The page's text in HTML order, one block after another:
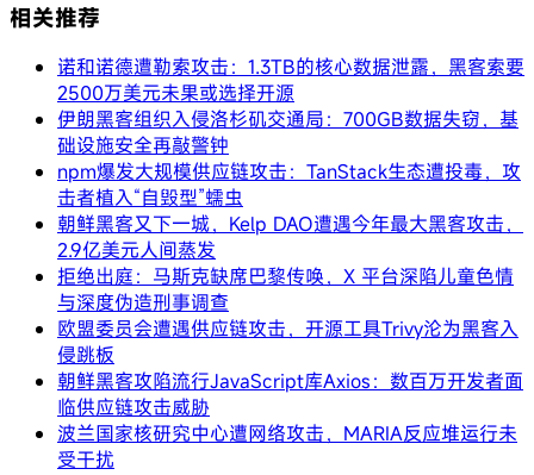
相关推荐
诺和诺德遭勒索攻击：1.3TB的核心数据泄露，黑客索要
2500万美元未果或选择开源
伊朗黑客组织入侵洛杉矶交通局：700GB数据失窃，基
础设施安全再敲警钟
npm爆发大规模供应链攻击：TanStack生态遭投毒，攻
击者植入“自毁型”蠕虫
朝鲜黑客又下一城，Kelp DAO遭遇今年最大黑客攻击，
2.9亿美元人间蒸发
拒绝出庭：马斯克缺席巴黎传唤，X 平台深陷儿童色情
与深度伪造刑事调查
欧盟委员会遭遇供应链攻击，开源工具Trivy沦为黑客入
侵跳板
朝鲜黑客攻陷流行JavaScript库Axios：数百万开发者面
临供应链攻击威胁
波兰国家核研究中心遭网络攻击，MARIA反应堆运行未
受干扰